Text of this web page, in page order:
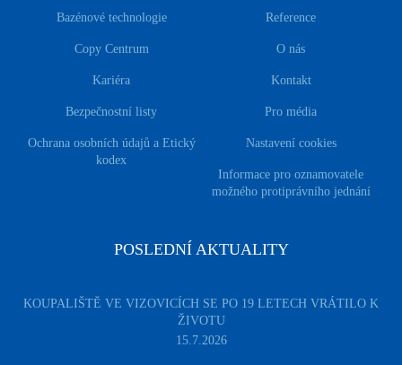
Bazénové technologie Reference
Copy Centrum O nás
Kariéra Kontakt
Bezpečnostní listy Pro média
Ochrana osobních údajů a Etický
kodex
Nastavení cookies
Informace pro oznamovatele
možného protiprávního jednání
POSLEDNÍ AKTUALITY
KOUPALIŠTĚ VE VIZOVICÍCH SE PO 19 LETECH VRÁTILO K
ŽIVOTU
15.7.2026